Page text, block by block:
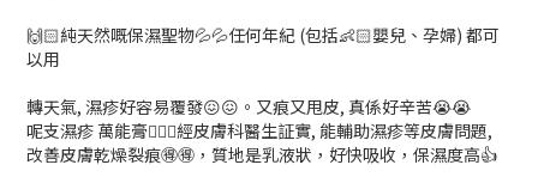
🙌🏻純天然嘅保濕聖物💦💦任何年紀 (包括👶🏻嬰兒、孕婦) 都可
以用
轉天氣, 濕疹好容易覆發😖😖。又痕又甩皮, 真係好辛苦😭😭
呢支濕疹 萬能膏👨🏻‍⚕️經皮膚科醫生証實, 能輔助濕疹等皮膚問題,
改善皮膚乾燥裂痕🉐🉐，質地是乳液狀，好快吸收，保濕度高👍